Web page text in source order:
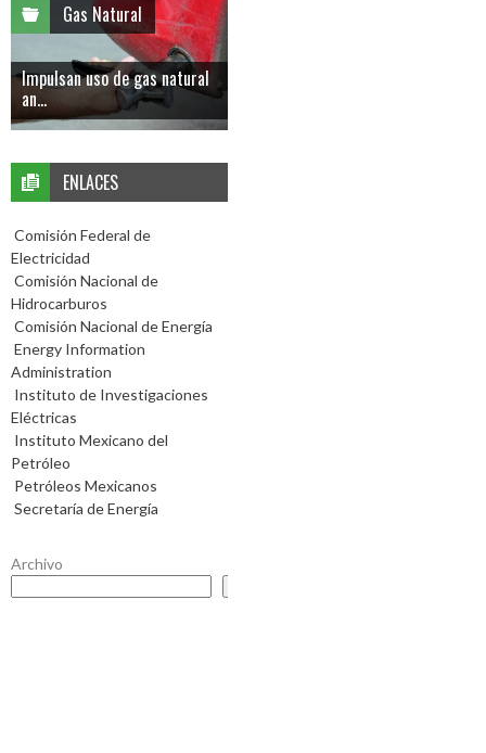
Gas Natural
Impulsan uso de gas natural
an...
ENLACES
Comisión Federal de
Electricidad
Comisión Nacional de
Hidrocarburos
Comisión Nacional de Energía
Energy Information
Administration
Instituto de Investigaciones
Eléctricas
Instituto Mexicano del
Petróleo
Petróleos Mexicanos
Secretaría de Energía
Archivo